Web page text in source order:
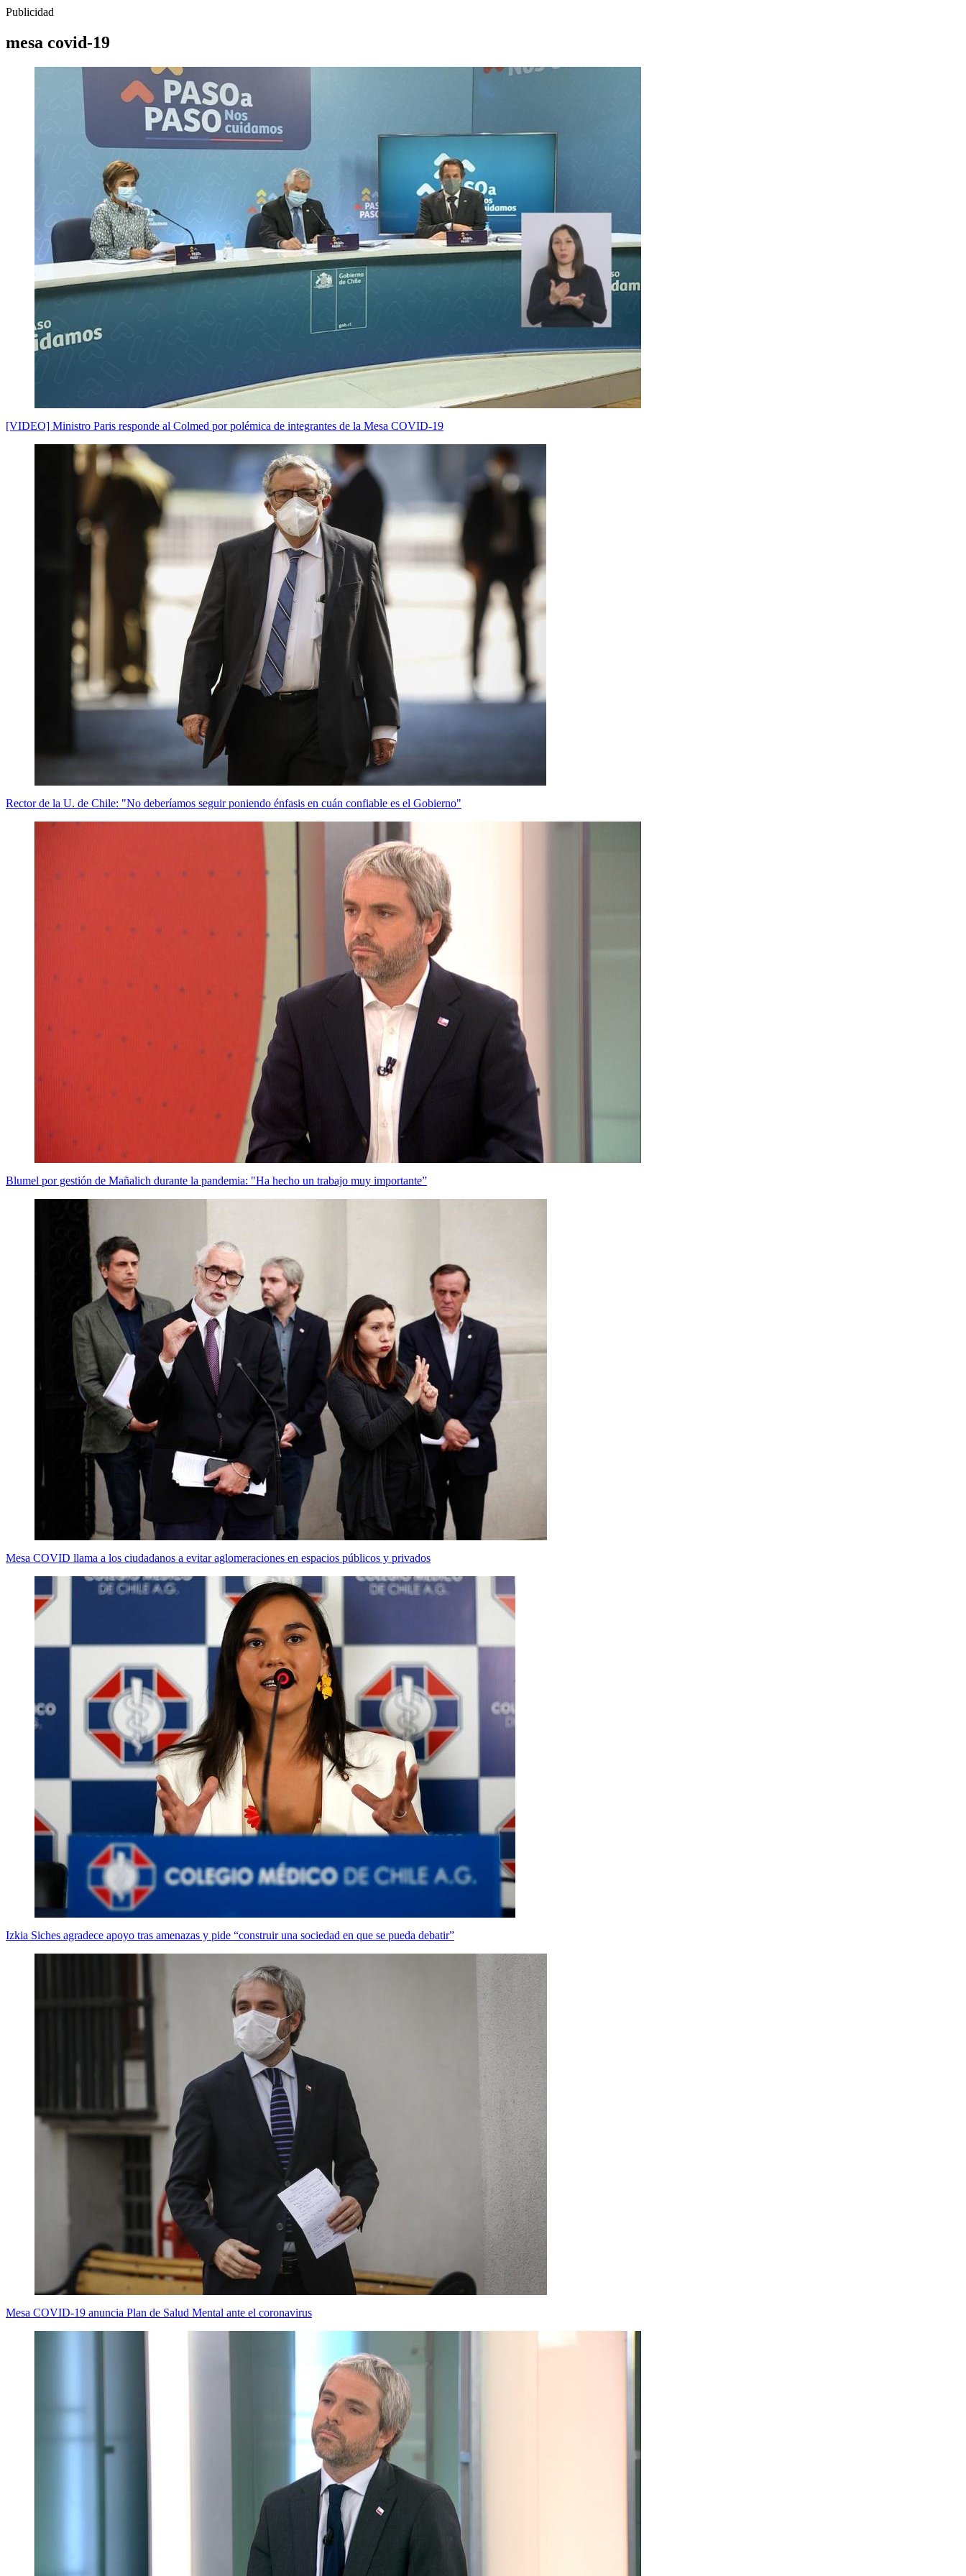
Publicidad
mesa covid-19
[VIDEO] Ministro Paris responde al Colmed por polémica de integrantes de la Mesa COVID-19
Rector de la U. de Chile: "No deberíamos seguir poniendo énfasis en cuán confiable es el Gobierno"
Blumel por gestión de Mañalich durante la pandemia: "Ha hecho un trabajo muy importante”
Mesa COVID llama a los ciudadanos a evitar aglomeraciones en espacios públicos y privados
Izkia Siches agradece apoyo tras amenazas y pide “construir una sociedad en que se pueda debatir”
Mesa COVID-19 anuncia Plan de Salud Mental ante el coronavirus